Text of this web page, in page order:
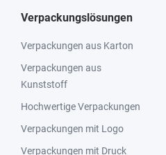
Verpackungslösungen
Verpackungen aus Karton
Verpackungen aus
Kunststoff
Hochwertige Verpackungen
Verpackungen mit Logo
Verpackungen mit Druck